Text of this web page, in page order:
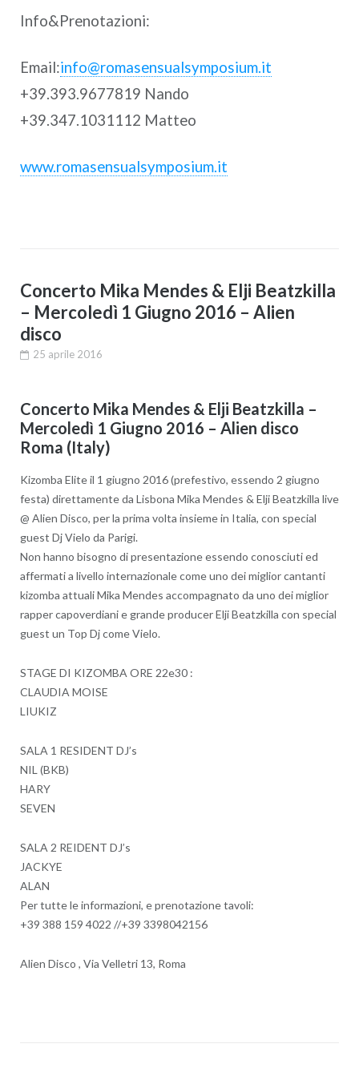
Info&Prenotazioni:
Email:info@romasensualsymposium.it
+39.393.9677819 Nando
+39.347.1031112 Matteo
www.romasensualsymposium.it
Concerto Mika Mendes & Elji Beatzkilla
– Mercoledì 1 Giugno 2016 – Alien
disco
25 aprile 2016
Concerto Mika Mendes & Elji Beatzkilla –
Mercoledì 1 Giugno 2016 – Alien disco
Roma (Italy)
Kizomba Elite il 1 giugno 2016 (prefestivo, essendo 2 giugno
festa) direttamente da Lisbona Mika Mendes & Elji Beatzkilla live
@ Alien Disco, per la prima volta insieme in Italia, con special
guest Dj Vielo da Parigi.
Non hanno bisogno di presentazione essendo conosciuti ed
affermati a livello internazionale come uno dei miglior cantanti
kizomba attuali Mika Mendes accompagnato da uno dei miglior
rapper capoverdiani e grande producer Elji Beatzkilla con special
guest un Top Dj come Vielo.
STAGE DI KIZOMBA ORE 22e30 :
CLAUDIA MOISE
LIUKIZ
SALA 1 RESIDENT DJ’s
NIL (BKB)
HARY
SEVEN
SALA 2 REIDENT DJ’s
JACKYE
ALAN
Per tutte le informazioni, e prenotazione tavoli:
+39 388 159 4022 //+39 3398042156
Alien Disco , Via Velletri 13, Roma